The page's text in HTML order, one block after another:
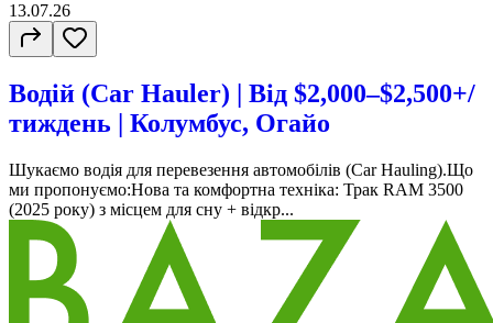
13.07.26
Водій (Car Hauler) | Від $2,000–$2,500+/
тиждень | Колумбус, Огайо
Шукаємо водія для перевезення автомобілів (Car Hauling).Що
ми пропонуємо:Нова та комфортна техніка: Трак RAM 3500
(2025 року) з місцем для сну + відкр...